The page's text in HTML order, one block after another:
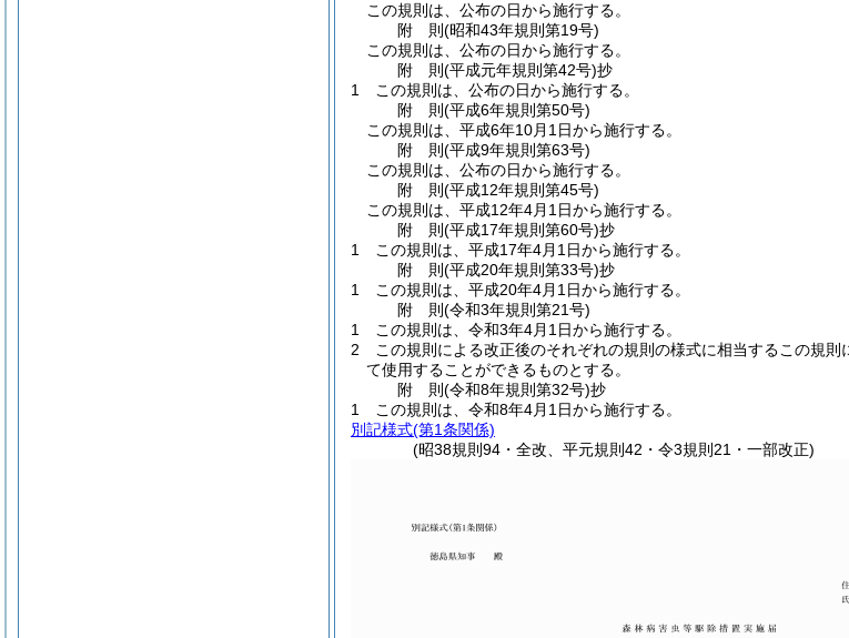
この規則は、公布の日から施行する。
附 則(昭和43年規則第19号)
この規則は、公布の日から施行する。
附 則(平成元年規則第42号)抄
1
この規則は、公布の日から施行する。
附 則(平成6年規則第50号)
この規則は、平成6年10月1日から施行する。
附 則(平成9年規則第63号)
この規則は、公布の日から施行する。
附 則(平成12年規則第45号)
この規則は、平成12年4月1日から施行する。
附 則(平成17年規則第60号)抄
1
この規則は、平成17年4月1日から施行する。
附 則(平成20年規則第33号)抄
1
この規則は、平成20年4月1日から施行する。
附 則(令和3年規則第21号)
1
この規則は、令和3年4月1日から施行する。
2
この規則による改正後のそれぞれの規則の様式に相当するこの規
て使用することができるものとする。
附 則(令和8年規則第32号)抄
1
この規則は、令和8年4月1日から施行する。
別記様式(第1条関係)
(昭38規則94・全改、平元規則42・令3規則21・一部改正)